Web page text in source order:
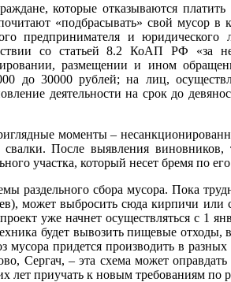
которые отказываются
«подбрасывать» свой мусор в
предпринимателя и юридического
со статьей 8.2 КоАП РФ «за
размещении и ином
до 30000 рублей; на лиц,
деятельности на срок до
моменты –
После выявления виновников,
участка, который несет бремя по
раздельного сбора мусора. Пока
может выбросить сюда кирпичи
уже начнет осуществляться с 1
будет вывозить пищевые отходы,
мусора придется производить в
Сергач, – эта схема может
лет приучать к новым требованиям по